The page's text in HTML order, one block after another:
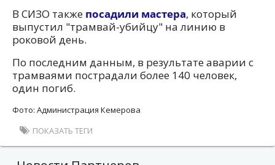
В СИЗО также посадили мастера, который
выпустил "трамвай-убийцу" на линию в
роковой день.
По последним данным, в результате аварии с
трамваями пострадали более 140 человек,
один погиб.
Фото: Администрация Кемерова
ПОКАЗАТЬ ТЕГИ